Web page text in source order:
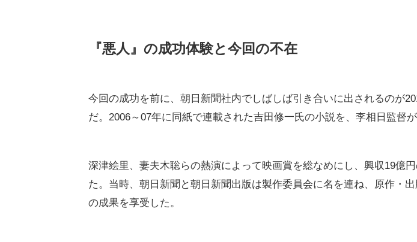
『悪人』の成功体験と今回の不在
今回の成功を前に、朝日新聞社内でしばしば引き合いに出されるのが
だ。2006～07年に同紙で連載された吉田修一氏の小説を、李相日監督が
深津絵里、妻夫木聡らの熱演によって映画賞を総なめにし、興収19億
た。当時、朝日新聞と朝日新聞出版は製作委員会に名を連ね、原作・
の成果を享受した。